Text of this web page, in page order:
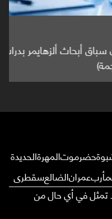
بدراسة
حضرموتالمهرةالحديدة
مأربعمرانالضالعسقطرى
تمثل في أي حال من